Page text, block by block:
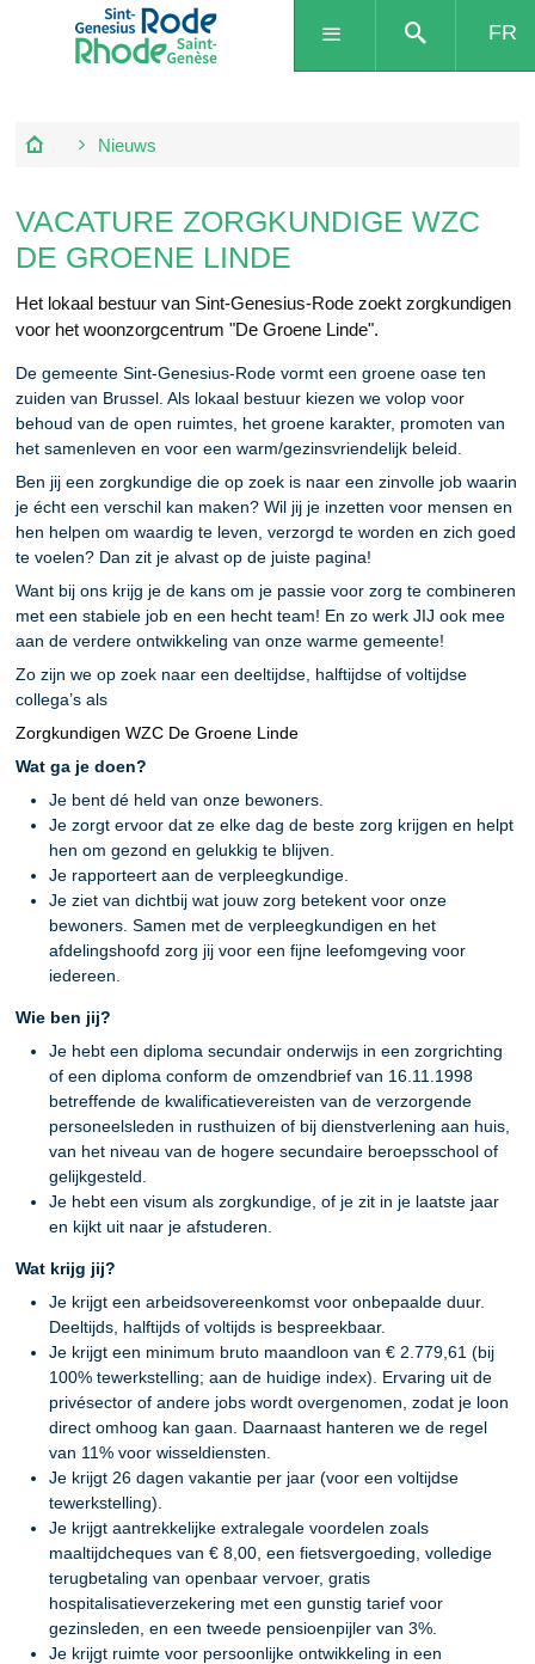
FR
Nieuws
VACATURE ZORGKUNDIGE WZC
DE GROENE LINDE
Het lokaal bestuur van Sint-Genesius-Rode zoekt zorgkundigen
voor het woonzorgcentrum "De Groene Linde".
De gemeente Sint-Genesius-Rode vormt een groene oase ten
zuiden van Brussel. Als lokaal bestuur kiezen we volop voor
behoud van de open ruimtes, het groene karakter, promoten van
het samenleven en voor een warm/gezinsvriendelijk beleid.
Ben jij een zorgkundige die op zoek is naar een zinvolle job waarin
je écht een verschil kan maken? Wil jij je inzetten voor mensen en
hen helpen om waardig te leven, verzorgd te worden en zich goed
te voelen? Dan zit je alvast op de juiste pagina!
Want bij ons krijg je de kans om je passie voor zorg te combineren
met een stabiele job en een hecht team! En zo werk JIJ ook mee
aan de verdere ontwikkeling van onze warme gemeente!
Zo zijn we op zoek naar een deeltijdse, halftijdse of voltijdse
collega’s als
Zorgkundigen WZC De Groene Linde
Wat ga je doen?
Je bent dé held van onze bewoners.
Je zorgt ervoor dat ze elke dag de beste zorg krijgen en helpt
hen om gezond en gelukkig te blijven.
Je rapporteert aan de verpleegkundige.
Je ziet van dichtbij wat jouw zorg betekent voor onze
bewoners. Samen met de verpleegkundigen en het
afdelingshoofd zorg jij voor een fijne leefomgeving voor
iedereen.
Wie ben jij?
Je hebt een diploma secundair onderwijs in een zorgrichting
of een diploma conform de omzendbrief van 16.11.1998
betreffende de kwalificatievereisten van de verzorgende
personeelsleden in rusthuizen of bij dienstverlening aan huis,
van het niveau van de hogere secundaire beroepsschool of
gelijkgesteld.
Je hebt een visum als zorgkundige, of je zit in je laatste jaar
en kijkt uit naar je afstuderen.
Wat krijg jij?
Je krijgt een arbeidsovereenkomst voor onbepaalde duur.
Deeltijds, halftijds of voltijds is bespreekbaar.
Je krijgt een minimum bruto maandloon van € 2.779,61 (bij
100% tewerkstelling; aan de huidige index). Ervaring uit de
privésector of andere jobs wordt overgenomen, zodat je loon
direct omhoog kan gaan. Daarnaast hanteren we de regel
van 11% voor wisseldiensten.
Je krijgt 26 dagen vakantie per jaar (voor een voltijdse
tewerkstelling).
Je krijgt aantrekkelijke extralegale voordelen zoals
maaltijdcheques van € 8,00, een fietsvergoeding, volledige
terugbetaling van openbaar vervoer, gratis
hospitalisatieverzekering met een gunstig tarief voor
gezinsleden, en een tweede pensioenpijler van 3%.
Je krijgt ruimte voor persoonlijke ontwikkeling in een